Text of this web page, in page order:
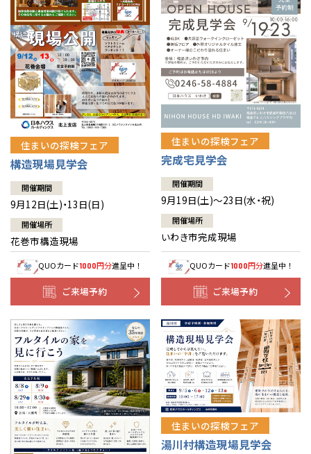
住まいの探検フェア
構造現場見学会
開催期間
9月12日(土)・13日(日)
開催場所
花巻市構造現場
QUOカード1000円分進呈中！
ご来場予約
住まいの探検フェア
完成宅見学会
開催期間
9月19日(土)～23日(水・祝)
開催場所
いわき市完成現場
QUOカード1000円分進呈中！
ご来場予約
住まいの探検フェア
湯川村構造現場見学会